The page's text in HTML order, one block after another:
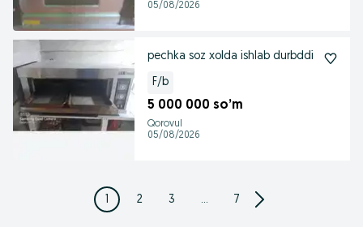
05/08/2026
pechka soz xolda ishlab durbddi
F/b
5 000 000 so’m
Qorovul
05/08/2026
1 2 3 ... 7